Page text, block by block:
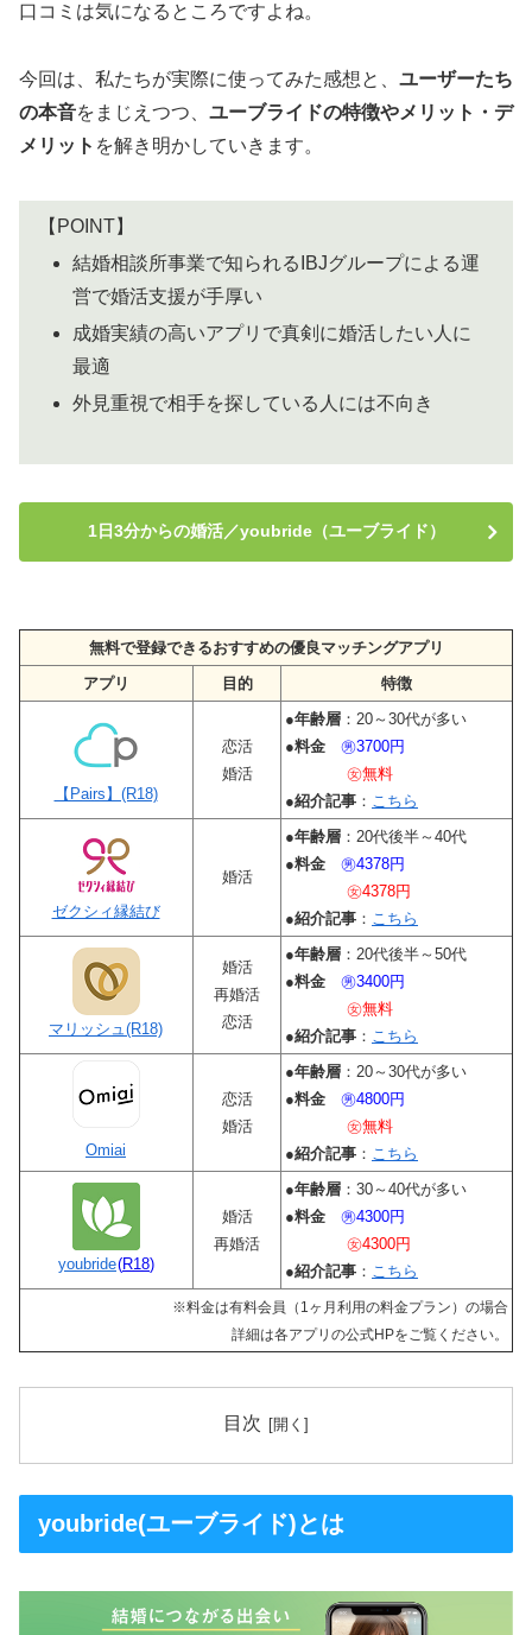
口コミは気になるところですよね。
今回は、私たちが実際に使ってみた感想と、 ユーザーたち
の本音をまじえつつ、 ユーブライドの特徴やメリット・デ
メリット を解き明かしていきます。
【POINT】
結婚相談所事業で知られるIBJグループによる運
営で婚活支援が手厚い
成婚実績の高いアプリで真剣に婚活したい人に
最適
外見重視で相手を探している人には不向き
1日3分からの婚活／youbride（ユーブライド）
無料で登録できるおすすめの優良マッチングアプリ
アプリ
目的 特徴
【Pairs】(R18)
恋活
婚活
●年齢層 ：20～30代が多い
●料金
㊚3700円
㊛無料
●紹介記事 ： こちら
ゼクシィ縁結び
婚活
●年齢層 ：20代後半～40代
●料金
㊚4378円
㊛4378円
●紹介記事 ： こちら
マリッシュ(R18)
婚活
再婚活
恋活
●年齢層 ：20代後半～50代
●料金
㊚3400円
㊛無料
●紹介記事 ： こちら
Omiai
恋活
婚活
●年齢層 ：20～30代が多い
●料金
㊚4800円
㊛無料
●紹介記事 ： こちら
youbride(R18)
婚活
再婚活
●年齢層 ：30～40代が多い
●料金
㊚4300円
㊛4300円
●紹介記事 ： こちら
※料金は有料会員（1ヶ月利用の料金プラン）の場合
詳細は各アプリの公式HPをご覧ください。
目次
youbride(ユーブライド)とは